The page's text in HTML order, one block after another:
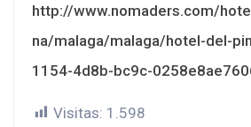
http://www.nomaders.com/
na/malaga/malaga/hotel-del-
1154-4d8b-bc9c-
Visitas: 1.598